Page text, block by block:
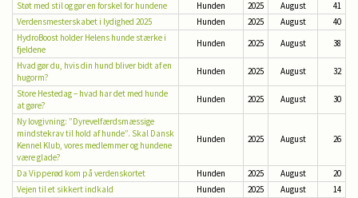
Støt med stil og gør en forskel for hundene
Hunden 2025 August
41
Verdensmesterskabet i lydighed 2025
Hunden 2025 August
40
HydroBoost holder Helens hunde stærke i
fjeldene
Hunden 2025 August
38
Hvad gør du, hvis din hund bliver bidt af en
hugorm?
Hunden 2025 August
32
Store Hestedag – hvad har det med hunde
at gøre?
Hunden 2025 August
30
Ny lovgivning: ”Dyrevelfærdsmæssige
mindstekrav til hold af hunde”. Skal Dansk
Kennel Klub, vores medlemmer og hundene
være glade?
Hunden 2025 August 26
Da ­Vipperød kom på verdens­­­­kortet Hunden 2025 August
20
Vejen til et sikkert indkald
Hunden 2025 August
14